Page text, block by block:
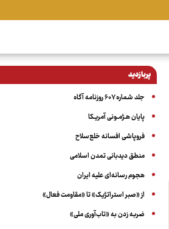
پربازدید
جلد شماره ۶۰۷ روزنامه آگاه
پایان هـژمـونی آمریـکا
فروپاشی افسانه خلع‌سلاح
منطق دیدبانی تمدن اسلامی
هجوم رسانه‌ای علیه ایران
از «صبر استراتژیک» تا «مقاومت فعال»
ضربه زدن به «تاب‌آوری ملی»